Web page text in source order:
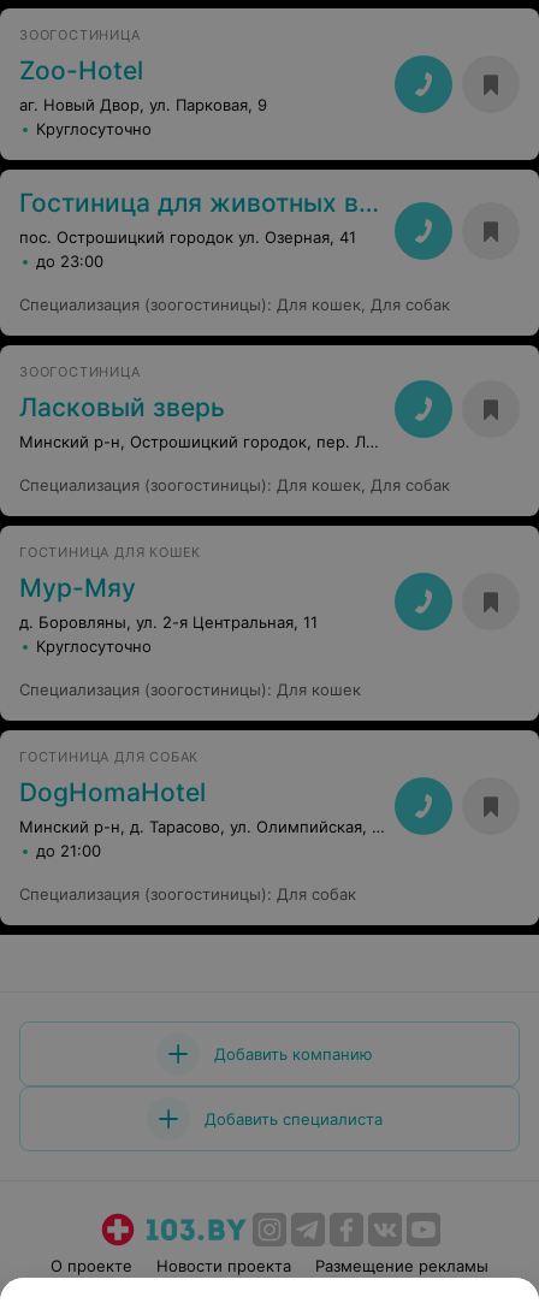
ЗООГОСТИНИЦА
Zoo-Hotel
аг. Новый Двор, ул. Парковая, 9
Круглосуточно
Гостиница для животных в усадьбе «Иван да Марья»
пос. Острошицкий городок ул. Озерная, 41
до 23:00
Специализация (зоогостиницы): Для кошек Для собак
ЗООГОСТИНИЦА
Ласковый зверь
Минский р-н, Острошицкий городок, пер. Лесной, 9
Специализация (зоогостиницы): Для кошек Для собак
ГОСТИНИЦА ДЛЯ КОШЕК
Мур-Мяу
д. Боровляны, ул. 2-я Центральная, 11
Круглосуточно
Специализация (зоогостиницы): Для кошек
ГОСТИНИЦА ДЛЯ СОБАК
DogHomaHotel
Минский р-н, д. Тарасово, ул. Олимпийская, 25
до 21:00
Специализация (зоогостиницы): Для собак
Добавить компанию
Добавить специалиста
О проекте Новости проекта
Размещение рекламы